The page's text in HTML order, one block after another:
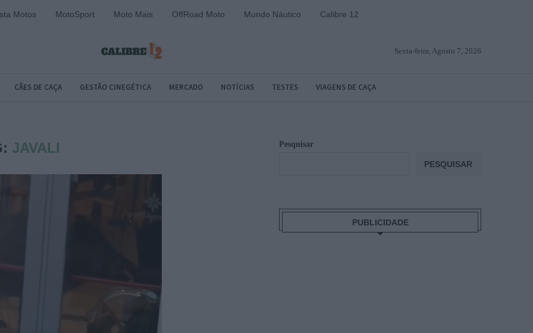
Motos MotoSport Moto Mais OffRoad Moto Mundo Náutico Calibre 12
Sexta-feira, Agosto 7, 2026
CÃES DE CAÇA GESTÃO CINEGÉTICA MERCADO NOTÍCIAS TESTES VIAGENS DE CAÇA
JAVALI Pesquisar
PESQUISAR
PUBLICIDADE